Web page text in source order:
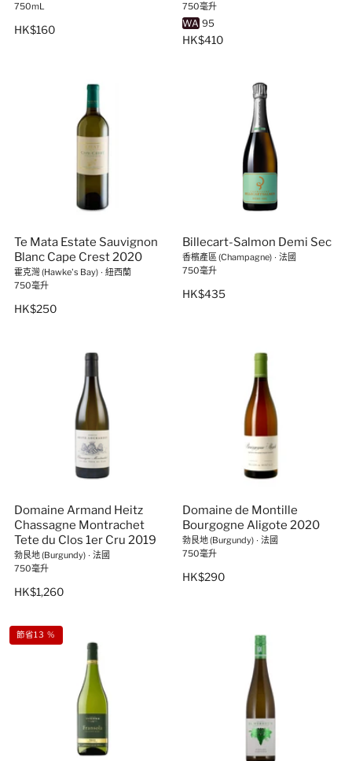
750mL
HK$160
750毫升
WA 95
HK$410
Te Mata Estate Sauvignon
Blanc Cape Crest 2020
霍克灣 (Hawke's Bay) ∙ 紐西蘭
750毫升
HK$250
Billecart-Salmon Demi Sec
香檳產區 (Champagne) ∙ 法國
750毫升
HK$435
Domaine Armand Heitz
Chassagne Montrachet
Tete du Clos 1er Cru 2019
勃艮地 (Burgundy) ∙ 法國
750毫升
HK$1,260
Domaine de Montille
Bourgogne Aligote 2020
勃艮地 (Burgundy) ∙ 法國
750毫升
HK$290
節省13 %